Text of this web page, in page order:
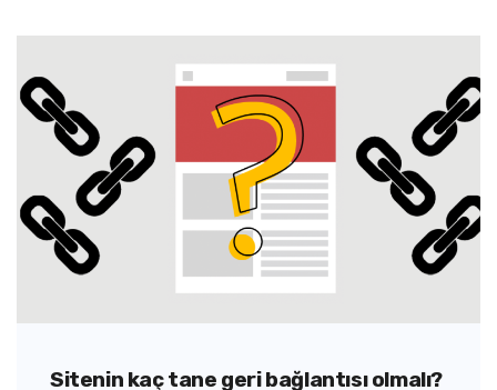
Sitenin kaç tane geri bağlantısı olmalı?